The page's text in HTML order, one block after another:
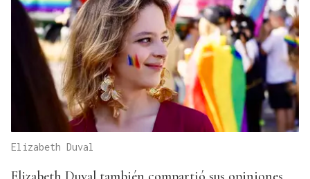
Elizabeth Duval